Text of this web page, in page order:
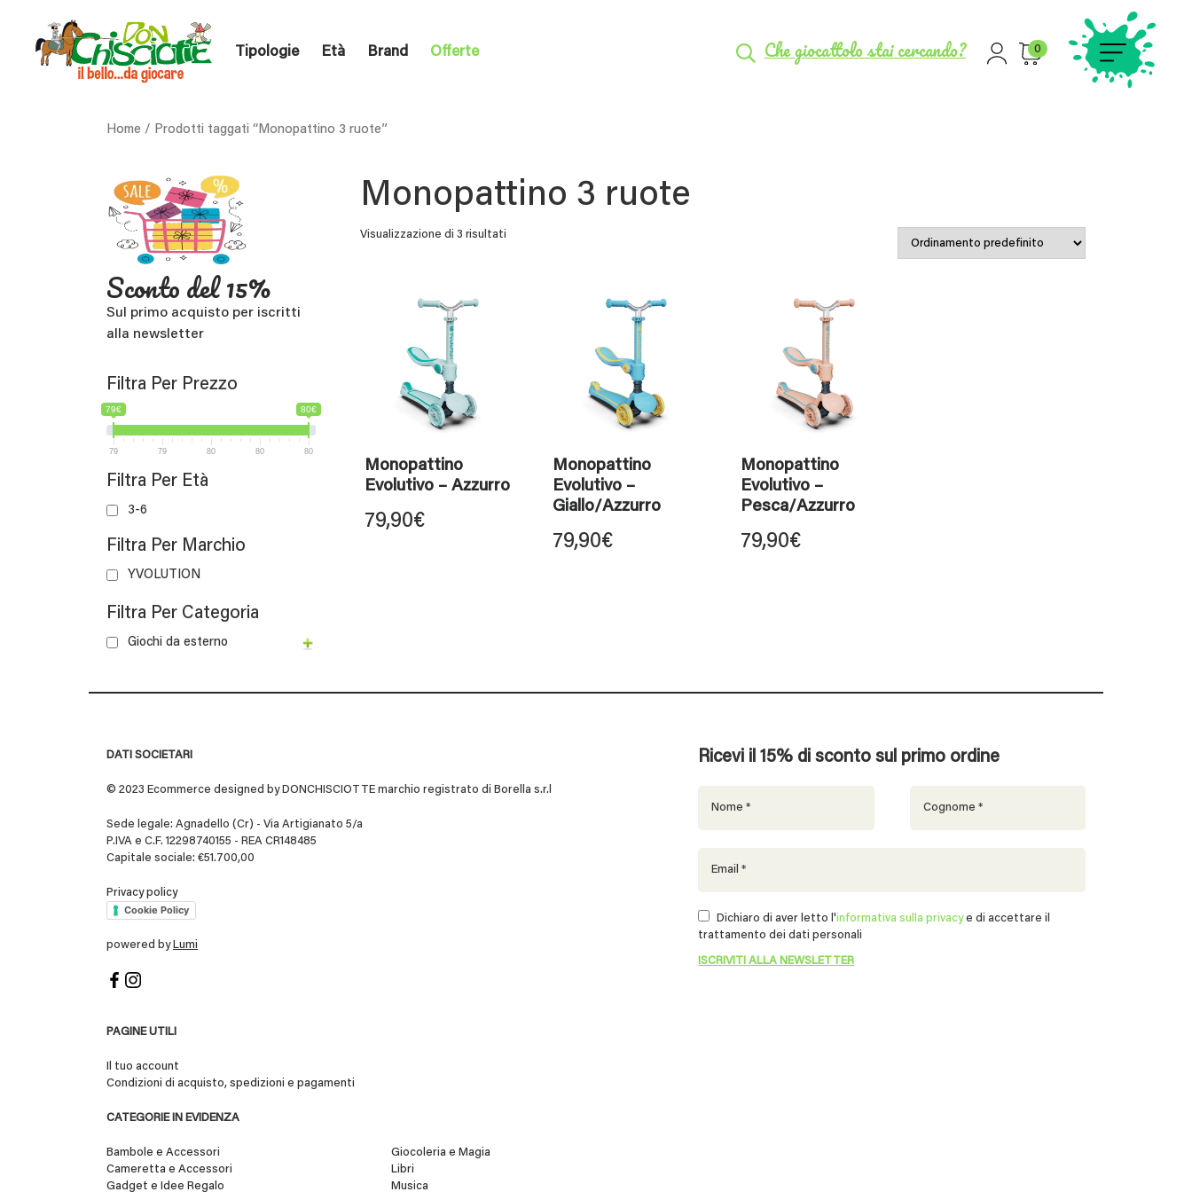
Tipologie Età Brand Offerte Che giocattolo stai cercando? 0
Home / Prodotti taggati “Monopattino 3 ruote”
Sconto del 15%
Sul primo acquisto per iscritti
alla newsletter
Filtra Per Prezzo
79€ 80€
79 79 80 80 80
Filtra Per Età
3-6
Filtra Per Marchio
YVOLUTION
Filtra Per Categoria
Giochi da esterno
Monopattino 3 ruote
Visualizzazione di 3 risultati
Monopattino
Evolutivo – Azzurro
79,90€
Monopattino
Evolutivo –
Giallo/Azzurro
79,90€
Monopattino
Evolutivo –
Pesca/Azzurro
79,90€
DATI SOCIETARI
© 2023 Ecommerce designed by DONCHISCIOTTE marchio registrato di Borella s.r.l
Sede legale: Agnadello (Cr) - Via Artigianato 5/a
P.IVA e C.F. 12298740155 - REA CR148485
Capitale sociale: €51.700,00
Privacy policy
Cookie Policy
powered by Lumi
PAGINE UTILI
Il tuo account
Condizioni di acquisto, spedizioni e pagamenti
CATEGORIE IN EVIDENZA
Bambole e Accessori
Cameretta e Accessori
Gadget e Idee Regalo
Giocoleria e Magia
Libri
Musica
Ricevi il 15% di sconto sul primo ordine
Dichiaro di aver letto l'informativa sulla privacye di accettare il
trattamento dei dati personali